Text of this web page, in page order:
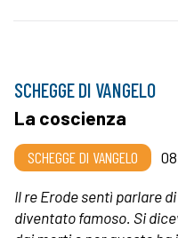
SCHEGGE DI VANGELO
La coscienza
SCHEGGE DI VANGELO
Il re Erode sentì parlare
diventato famoso. Si